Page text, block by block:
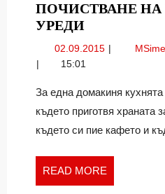
ПОЧИСТВАНЕ
УРЕДИМАЛКИ
ТРИКОВЕ
НА
УРЕДИ
02.09.2015 02.09.2015
15:01
За една домакиня
където приготвя храната
където си пие кафето и
READ MORE
MORE